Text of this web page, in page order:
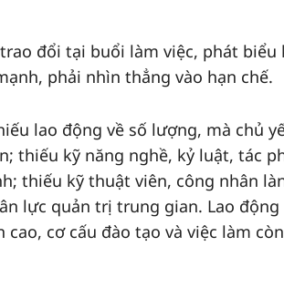
đổi tại buổi làm việc, phát biểu
phải nhìn thẳng vào hạn chế.
lao động về số lượng, mà chủ
thiếu kỹ năng nghề, kỷ luật, tác
thiếu kỹ thuật viên, công nhân
lực quản trị trung gian. Lao
cơ cấu đào tạo và việc làm